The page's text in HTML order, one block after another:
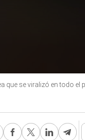
que se viralizó en todo el